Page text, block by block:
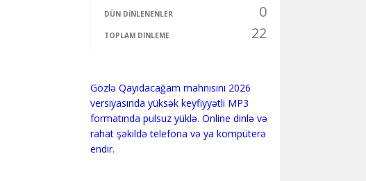
DÜN DINLENENLER 0
TOPLAM DINLEME 22
Gözlə Qayıdacağam mahnısını 2026
versiyasında yüksək keyfiyyətli MP3
formatında pulsuz yüklə. Online dinlə və
rahat şəkildə telefona və ya kompüterə
endir.